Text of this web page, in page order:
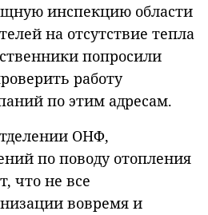
инспекцию области
на отсутствие тепла
попросили
работу
по этим адресам.
ОНФ,
по поводу отопления
что не все
вовремя и